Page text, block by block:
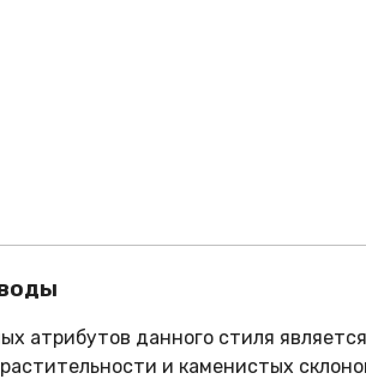
атрибутов данного стиля
и каменистых